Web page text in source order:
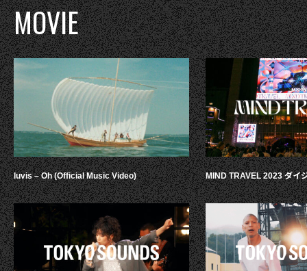
MOVIE
luvis – Oh (Official Music Video) MIND TRAVEL 2023 ダイ